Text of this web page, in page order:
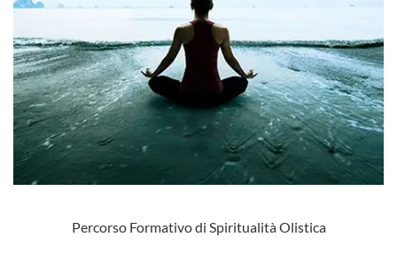
Percorso Formativo di Spiritualità Olistica